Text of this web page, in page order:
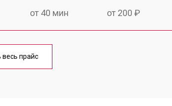
от 40 мин от 200 ₽
от 70 мин
весь прайс